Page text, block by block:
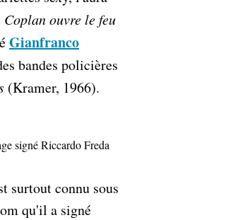
Coplan ouvre le feu
Gianfranco
bandes policières
(Kramer, 1966).
signé Riccardo Freda
surtout connu sous
qu'il a signé